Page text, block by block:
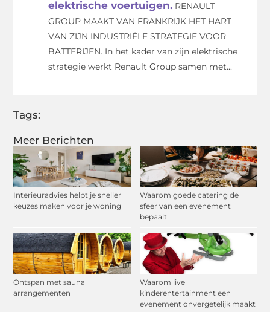
Meer Berichten
Interieuradvies helpt je sneller
keuzes maken voor je woning
Waarom goede catering de
sfeer van een evenement
bepaalt
Ontspan met sauna
arrangementen
Waarom live
kinderentertainment een
evenement onvergetelijk maakt
elektrische voertuigen. RENAULT
GROUP MAAKT VAN FRANKRIJK HET HART
VAN ZIJN INDUSTRIËLE STRATEGIE VOOR
BATTERIJEN. In het kader van zijn elektrische
strategie werkt Renault Group samen met...
Tags: